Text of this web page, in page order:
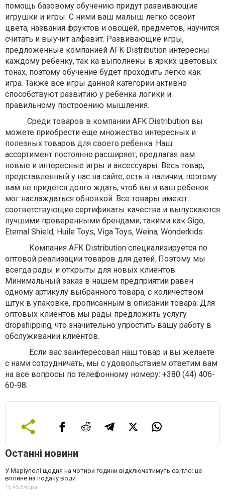
помощь базовому обучению придут развивающие
игрушки и игры. С ними ваш малыш легко освоит
цвета, названия фруктов и овощей, предметов, научится
считать и выучит алфавит. Развивающие игры,
предложенные компанией AFK Distribution интересны
каждому ребенку, так ка выполнены в ярких цветовых
тонах, поэтому обучение будет проходить легко как
игра. Также все игры данной категории активно
способствуют развитию у ребенка логики и
правильному построению мышления.
Среди товаров в компании AFK Distribution вы
можете приобрести еще множество интересных и
полезных товаров для своего ребенка. Наш
ассортимент постоянно расширяет, предлагая вам
новые и интересные игры и аксессуары. Весь товар,
представленный у нас на сайте, есть в наличии, поэтому
вам не придется долго ждать, чтоб вы и ваш ребенок
мог наслаждаться обновкой. Все товары имеют
соответствующие сертификаты качества и выпускаются
лучшими проверенными брендами, такими как Gigo,
Eternal Shield, Huile Toys, Viga Toys, Weina, Wonderkids.
Компания AFK Distribution специализируется по
оптовой реализации товаров для детей. Поэтому мы
всегда рады и открыты для новых клиентов.
Минимальный заказ в нашем предприятии равен
одному артикулу выбранного товара, с количеством
штук в упаковке, прописанным в описании товара. Для
оптовых клиентов мы рады предложить услугу
dropshipping, что значительно упростить вашу работу в
обслуживании клиентов.
Если вас заинтересовал наш товар и вы желаете
с нами сотрудничать, мы с удовольствием ответим вам
на все вопросы по телефонному номеру: +380 (44) 406-
60-98.
Останні новини
У Маріуполі щодня на чотири години відключатимуть світло: це
вплине на подачу води
16:45,Вчора